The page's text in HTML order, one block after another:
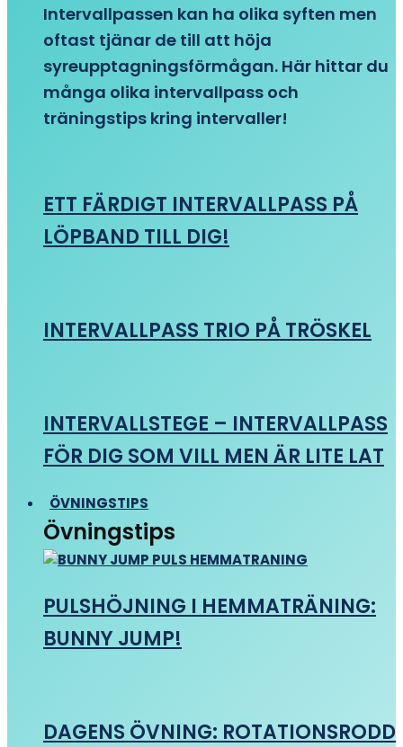
Intervallpassen kan ha olika syften men
oftast tjänar de till att höja
syreupptagningsförmågan. Här hittar du
många olika intervallpass och
träningstips kring intervaller!
ETT FÄRDIGT INTERVALLPASS PÅ
LÖPBAND TILL DIG!
INTERVALLPASS TRIO PÅ TRÖSKEL
INTERVALLSTEGE – INTERVALLPASS
FÖR DIG SOM VILL MEN ÄR LITE LAT
ÖVNINGSTIPS
Övningstips
PULSHÖJNING I HEMMATRÄNING:
BUNNY JUMP!
DAGENS ÖVNING: ROTATIONSRODD